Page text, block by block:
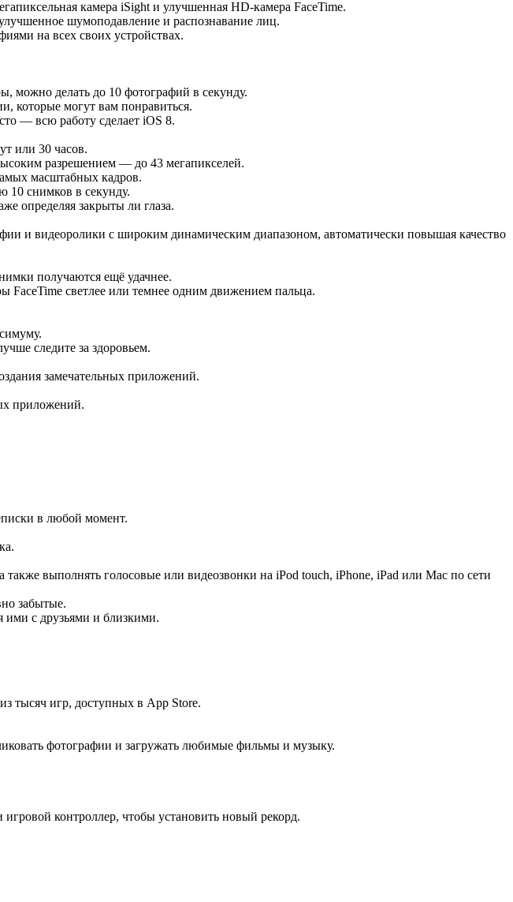
камера iSight и улучшенная HD-камера FaceTime.
шумоподавление и распознавание лиц.
на всех своих устройствах.
можно делать до 10 фотографий в секунду.
которые могут вам понравиться.
— всю работу сделает iOS 8.
или 30 часов.
разрешением — до 43 мегапикселей.
масштабных кадров.
10 снимков в секунду.
определяя закрыты ли глаза.
и видеоролики с широким динамическим диапазоном, автоматически повышая качество
получаются ещё удачнее.
FaceTime светлее или темнее одним движением пальца.
следите за здоровьем.
замечательных приложений.
приложений.
в любой момент.
выполнять голосовые или видеозвонки на iPod touch, iPhone, iPad или Mac по сети
забытые.
ими с друзьями и близкими.
тысяч игр, доступных в App Store.
фотографии и загружать любимые фильмы и музыку.
контроллер, чтобы установить новый рекорд.